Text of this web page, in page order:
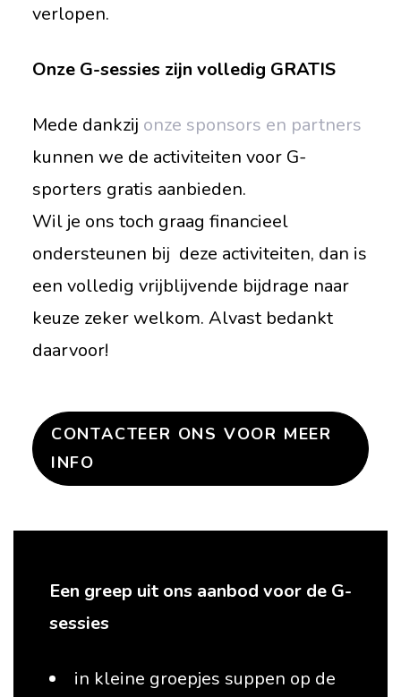
verlopen.
Onze G-sessies zijn volledig GRATIS
Mede dankzij onze sponsors en partners
kunnen we de activiteiten voor G-
sporters gratis aanbieden.
Wil je ons toch graag financieel
ondersteunen bij deze activiteiten, dan is
een volledig vrijblijvende bijdrage naar
keuze zeker welkom. Alvast bedankt
daarvoor!
CONTACTEER ONS VOOR MEER
INFO
Een greep uit ons aanbod voor de G-
sessies
in kleine groepjes suppen op de